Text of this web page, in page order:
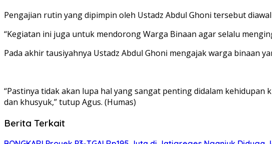
Pengajian rutin yang dipimpin oleh Ustadz Abdul Ghoni tersebut
“Kegiatan ini juga untuk mendorong Warga Binaan agar selalu
Pada akhir tausiyahnya Ustadz Abdul Ghoni mengajak warga binaan
“Pastinya tidak akan lupa hal yang sangat penting didalam
dan khusyuk,” tutup Agus. (Humas)
Berita Terkait